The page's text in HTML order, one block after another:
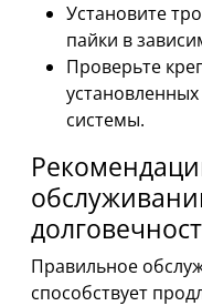
Установите
пайки в
Проверьте
системы.
Правильное
способствует